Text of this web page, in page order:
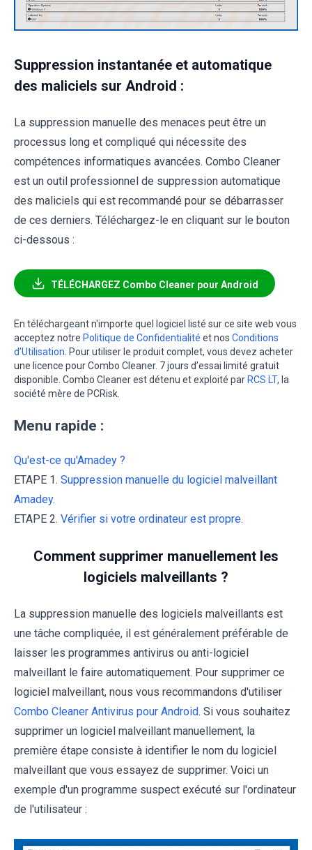
Suppression instantanée et automatique
des maliciels sur Android :
La suppression manuelle des menaces peut être un
processus long et compliqué qui nécessite des
compétences informatiques avancées. Combo Cleaner
est un outil professionnel de suppression automatique
des maliciels qui est recommandé pour se débarrasser
de ces derniers. Téléchargez-le en cliquant sur le bouton
ci-dessous :
TÉLÉCHARGEZ Combo Cleaner pour Android
En téléchargeant n'importe quel logiciel listé sur ce site web vous
acceptez notre Politique de Confidentialité et nos Conditions
d’Utilisation . Pour utiliser le produit complet, vous devez acheter
une licence pour Combo Cleaner. 7 jours d’essai limité gratuit
disponible. Combo Cleaner est détenu et exploité par RCS LT, la
société mère de PCRisk.
Menu rapide :
Qu'est-ce qu'Amadey ?
ETAPE 1. Suppression manuelle du logiciel malveillant
Amadey.
ETAPE 2. Vérifier si votre ordinateur est propre.
Comment supprimer manuellement les
logiciels malveillants ?
La suppression manuelle des logiciels malveillants est
une tâche compliquée, il est généralement préférable de
laisser les programmes antivirus ou anti-logiciel
malveillant le faire automatiquement. Pour supprimer ce
logiciel malveillant, nous vous recommandons d'utiliser
Combo Cleaner Antivirus pour Android. Si vous souhaitez
supprimer un logiciel malveillant manuellement, la
première étape consiste à identifier le nom du logiciel
malveillant que vous essayez de supprimer. Voici un
exemple d'un programme suspect exécuté sur l'ordinateur
de l'utilisateur :